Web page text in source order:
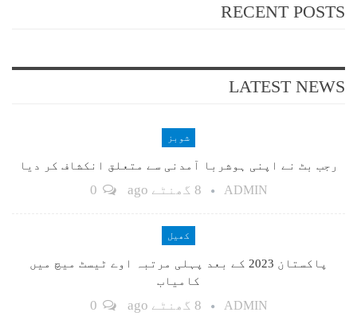
RECENT POSTS
LATEST NEWS
شوبز
رجب بٹ نے اپنی ہوشربا آمدنی سے متعلق انکشاف کر دیا
ADMIN 8 گھنٹے ago
کھیل
پاکستان 2023 کے بعد پہلی مرتبہ اوے ٹیسٹ میچ میں
کامیاب
ADMIN 8 گھنٹے ago